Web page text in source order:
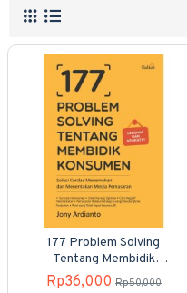
177 Problem Solving
Tentang Membidik
Konsumen
Rp36,000 Rp50,000